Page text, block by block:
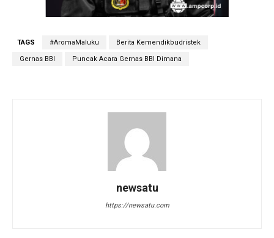
TAGS #AromaMaluku Berita Kemendikbudristek
Gernas BBI Puncak Acara Gernas BBI Dimana
newsatu
https://newsatu.com